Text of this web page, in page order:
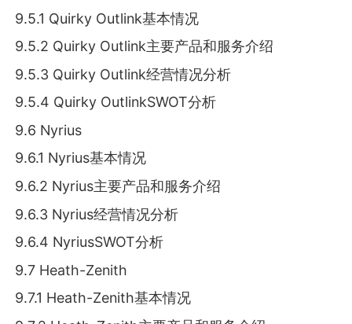
9.5.1 Quirky Outlink基本情况
9.5.2 Quirky Outlink主要产品和服务介绍
9.5.3 Quirky Outlink经营情况分析
9.5.4 Quirky OutlinkSWOT分析
9.6 Nyrius
9.6.1 Nyrius基本情况
9.6.2 Nyrius主要产品和服务介绍
9.6.3 Nyrius经营情况分析
9.6.4 NyriusSWOT分析
9.7 Heath-Zenith
9.7.1 Heath-Zenith基本情况